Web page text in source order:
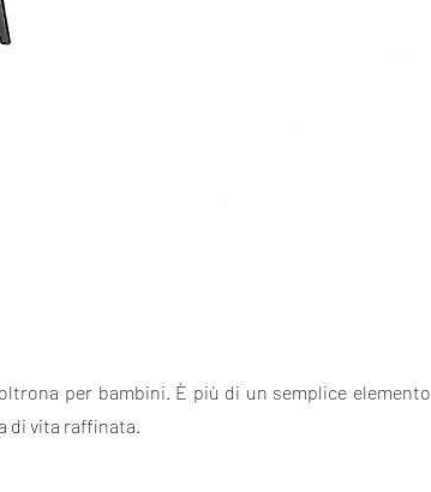
per bambini. È più di un semplice elemento
di vita raffinata.